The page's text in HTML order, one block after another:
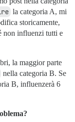
la categoria A, mi
storicamente,
non influenzi tutti e
la maggior parte
nella categoria B. Se
B, influenzerà 6